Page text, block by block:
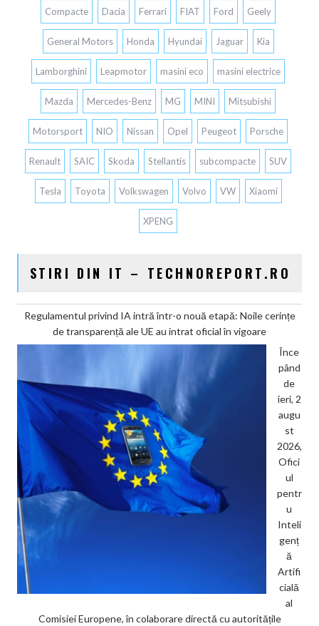
Compacte Dacia Ferrari FIAT Ford Geely
General Motors Honda Hyundai Jaguar Kia
Lamborghini Leapmotor masini eco masini electrice
Mazda Mercedes-Benz MG MINI Mitsubishi
Motorsport NIO Nissan Opel Peugeot Porsche
Renault SAIC Skoda Stellantis subcompacte SUV
Tesla Toyota Volkswagen Volvo VW Xiaomi
XPENG
STIRI DIN IT – TECHNOREPORT.RO
Regulamentul privind IA intră într-o nouă etapă: Noile cerințe
de transparență ale UE au intrat oficial în vigoare
Înce
pând
de
ieri, 2
augu
st
2026,
Ofici
ul
pentr
u
Inteli
genț
ă
Artifi
cială
al
Comisiei Europene, în colaborare directă cu autoritățile